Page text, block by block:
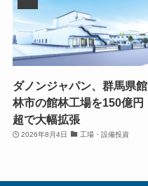
ダノンジャパン、群馬県館
林市の館林工場を150億円
超で大幅拡張
2026年8月4日 工場・設備投資